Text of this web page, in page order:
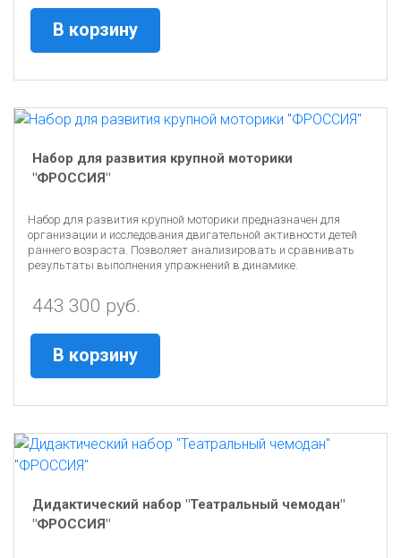
В корзину
Набор для развития крупной моторики
"ФРОССИЯ"
Набор для развития крупной моторики предназначен для
организации и исследования двигательной активности детей
раннего возраста. Позволяет анализировать и сравнивать
результаты выполнения упражнений в динамике.
443 300 руб.
В корзину
Дидактический набор "Театральный чемодан"
"ФРОССИЯ"